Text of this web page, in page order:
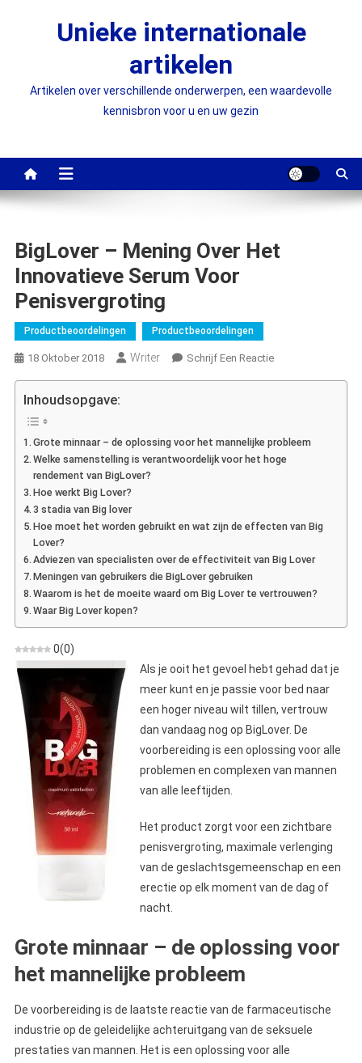
Unieke internationale
artikelen
Artikelen over verschillende onderwerpen, een waardevolle
kennisbron voor u en uw gezin
BigLover – Mening Over Het
Innovatieve Serum Voor
Penisvergroting
Productbeoordelingen Productbeoordelingen
18 Oktober 2018 Writer Schrijf Een ReactieOn
Innovatieve
Penisvergroting
Inhoudsopgave:
Grote minnaar – de oplossing voor het mannelijke probleem
Welke samenstelling is verantwoordelijk voor het hoge
rendement van BigLover?
Hoe werkt Big Lover?
3 stadia van Big lover
Hoe moet het worden gebruikt en wat zijn de effecten van Big
Lover?
Adviezen van specialisten over de effectiviteit van Big Lover
Meningen van gebruikers die BigLover gebruiken
Waarom is het de moeite waard om Big Lover te vertrouwen?
Waar Big Lover kopen?
0(0)
Als je ooit het gevoel hebt gehad dat je
meer kunt en je passie voor bed naar
een hoger niveau wilt tillen, vertrouw
dan vandaag nog op BigLover. De
voorbereiding is een oplossing voor alle
problemen en complexen van mannen
van alle leeftijden.
Het product zorgt voor een zichtbare
penisvergroting, maximale verlenging
van de geslachtsgemeenschap en een
erectie op elk moment van de dag of
nacht.
Grote minnaar – de oplossing voor
het mannelijke probleem
De voorbereiding is de laatste reactie van de farmaceutische
industrie op de geleidelijke achteruitgang van de seksuele
prestaties van mannen. Het is een oplossing voor alle